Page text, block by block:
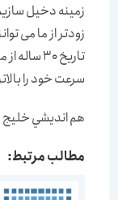
زمینه دخیل
زودتر از ما می
تاریخ 30
سرعت خود را بالاتر
هم انديشي خليج
مطالب مرتبط: